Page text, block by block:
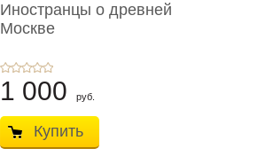
Иностранцы о древней
Москве
1 000 руб.
Купить